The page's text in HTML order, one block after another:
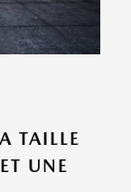
TAILLE
UNE